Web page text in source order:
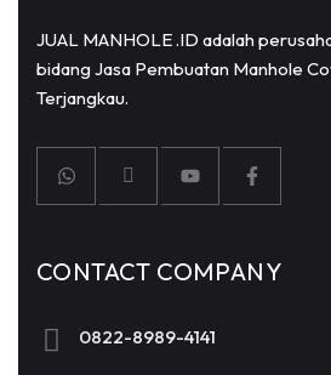
JUAL MANHOLE .ID adalah
bidang Jasa Pembuatan Manhole
Terjangkau.
CONTACT COMPANY
0822-8989-4141